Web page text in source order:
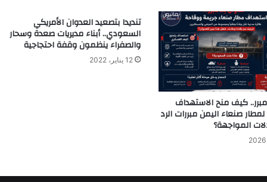
كيف منح الاستهداف
صنعاء اليمن مبررات الرد
المواجهة؟
تنديدا بتصعيد العدوان الأمريكي
السعودي.. أبناء مديريات صعدة وسحار
والصفراء ينظمون وقفة احتجاجية
12 يناير، 2022